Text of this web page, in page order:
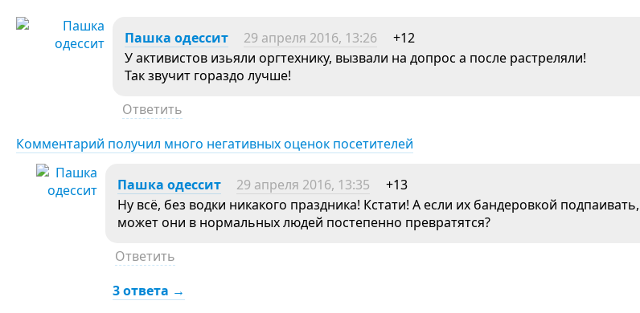
Пашка одессит 29 апреля 2016, 13:26
+12
У активистов изьяли оргтехнику, вызвали на допрос а после растреляли!
Так звучит гораздо лучше!
Ответить
Комментарий получил много негативных оценок посетителей
Пашка одессит 29 апреля 2016, 13:35
+13
Ну всё, без водки никакого праздника! Кстати! А если их бандеровкой подпаивать,
может они в нормальных людей постепенно превратятся?
Ответить
3 ответа →